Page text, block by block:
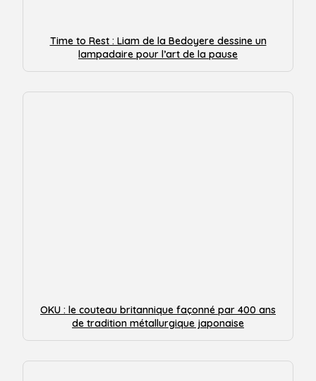
Time to Rest : Liam de la Bedoyere dessine un
lampadaire pour l’art de la pause
OKU : le couteau britannique façonné par 400 ans
de tradition métallurgique japonaise